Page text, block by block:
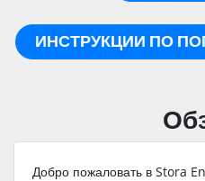
ИНСТРУКЦИИ ПО
Добро пожаловать в Stora